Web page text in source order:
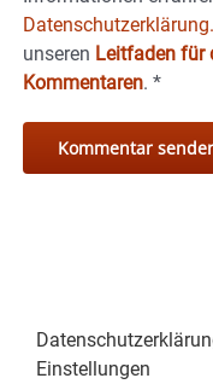
Datenschutzerklärung.
unseren Leitfaden für
Kommentaren. *
Einstellungen